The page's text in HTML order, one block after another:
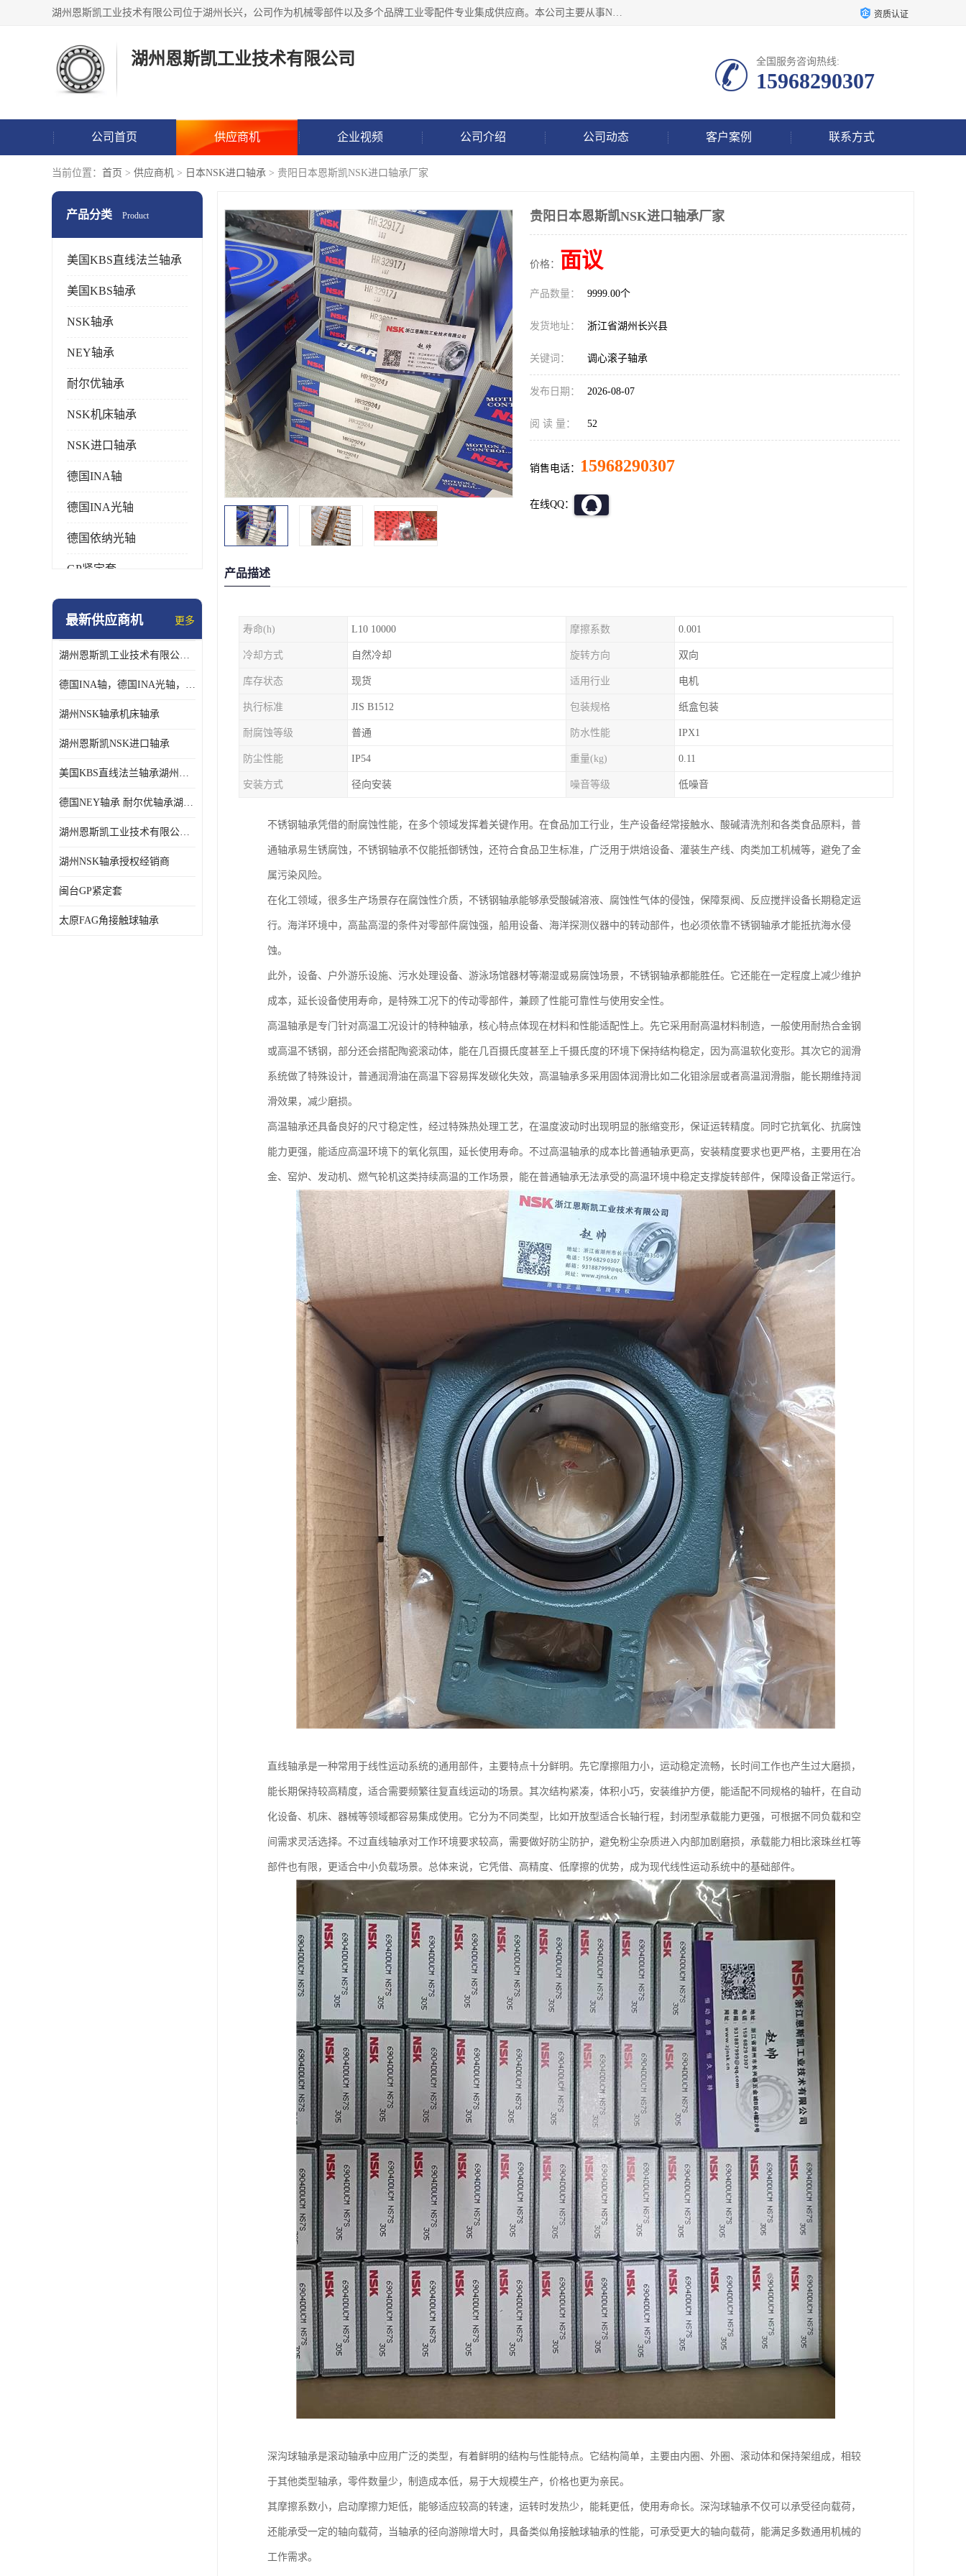
湖州恩斯凯工业技术有限公司位于湖州长兴，公司作为机械零部件以及多个品牌工业零配件专业集成供应商。本公司主要从事NSK进口轴承、SKF进口轴承、FAG进口轴承、NTN进口轴承、国产轴承：ZWZ、HRB、C&U轴承外球面轴承、导轨、丝杠、滑块、 润滑油、工业皮带及其他工业零部件的销售. 资质认证
湖州恩斯凯工业技术有限公司 全国服务咨询热线:
15968290307
公司首页 供应商机 企业视频 公司介绍 公司动态 客户案例 联系方式
当前位置： 首页 > 供应商机 > 日本NSK进口轴承 > 贵阳日本恩斯凯NSK进口轴承厂家
产品分类 Product
美国KBS直线法兰轴承
美国KBS轴承
NSK轴承
NEY轴承
耐尔优轴承
NSK机床轴承
NSK进口轴承
德国INA轴
德国INA光轴
德国依纳光轴
GP紧定套
SKF轴承
日本NSK进口轴承
德国INA进口轴承
最新供应商机 更多
湖州恩斯凯工业技术有限公司 湖州NSK轴承
德国INA轴，德国INA光轴，德国依纳光轴
湖州NSK轴承机床轴承
湖州恩斯凯NSK进口轴承
美国KBS直线法兰轴承湖州KBS轴承
德国NEY轴承 耐尔优轴承湖州代理商
湖州恩斯凯工业技术有限公司NSK轴承*经销商
湖州NSK轴承授权经销商
闽台GP紧定套
太原FAG角接触球轴承
贵阳日本恩斯凯NSK进口轴承厂家
价格： 面议
产品数量： 9999.00个
发货地址： 浙江省湖州长兴县
关键词： 调心滚子轴承
发布日期： 2026-08-07
阅 读 量： 52
销售电话： 15968290307
在线QQ：
产品描述
寿命(h) L10 10000 摩擦系数 0.001
冷却方式 自然冷却 旋转方向 双向
库存状态 现货 适用行业 电机
执行标准 JIS B1512 包装规格 纸盒包装
耐腐蚀等级 普通 防水性能 IPX1
防尘性能 IP54 重量(kg) 0.11
安装方式 径向安装 噪音等级 低噪音
不锈钢轴承凭借的耐腐蚀性能，在多个领域发挥着关键作用。在食品加工行业，生产设备经常接触水、酸碱清洗剂和各类食品原料，普
通轴承易生锈腐蚀，不锈钢轴承不仅能抵御锈蚀，还符合食品卫生标准，广泛用于烘焙设备、灌装生产线、肉类加工机械等，避免了金
属污染风险。
在化工领域，很多生产场景存在腐蚀性介质，不锈钢轴承能够承受酸碱溶液、腐蚀性气体的侵蚀，保障泵阀、反应搅拌设备长期稳定运
行。海洋环境中，高盐高湿的条件对零部件腐蚀强，船用设备、海洋探测仪器中的转动部件，也必须依靠不锈钢轴承才能抵抗海水侵
蚀。
此外，设备、户外游乐设施、污水处理设备、游泳场馆器材等潮湿或易腐蚀场景，不锈钢轴承都能胜任。它还能在一定程度上减少维护
成本，延长设备使用寿命，是特殊工况下的传动零部件，兼顾了性能可靠性与使用安全性。
高温轴承是专门针对高温工况设计的特种轴承，核心特点体现在材料和性能适配性上。先它采用耐高温材料制造，一般使用耐热合金钢
或高温不锈钢，部分还会搭配陶瓷滚动体，能在几百摄氏度甚至上千摄氏度的环境下保持结构稳定，因为高温软化变形。其次它的润滑
系统做了特殊设计，普通润滑油在高温下容易挥发碳化失效，高温轴承多采用固体润滑比如二化钼涂层或者高温润滑脂，能长期维持润
滑效果，减少磨损。
高温轴承还具备良好的尺寸稳定性，经过特殊热处理工艺，在温度波动时出现明显的胀缩变形，保证运转精度。同时它抗氧化、抗腐蚀
能力更强，能适应高温环境下的氧化氛围，延长使用寿命。不过高温轴承的成本比普通轴承更高，安装精度要求也更严格，主要用在冶
金、窑炉、发动机、燃气轮机这类持续高温的工作场景，能在普通轴承无法承受的高温环境中稳定支撑旋转部件，保障设备正常运行。
直线轴承是一种常用于线性运动系统的通用部件，主要特点十分鲜明。先它摩擦阻力小，运动稳定流畅，长时间工作也产生过大磨损，
能长期保持较高精度，适合需要频繁往复直线运动的场景。其次结构紧凑，体积小巧，安装维护方便，能适配不同规格的轴杆，在自动
化设备、机床、器械等领域都容易集成使用。它分为不同类型，比如开放型适合长轴行程，封闭型承载能力更强，可根据不同负载和空
间需求灵活选择。不过直线轴承对工作环境要求较高，需要做好防尘防护，避免粉尘杂质进入内部加剧磨损，承载能力相比滚珠丝杠等
部件也有限，更适合中小负载场景。总体来说，它凭借、高精度、低摩擦的优势，成为现代线性运动系统中的基础部件。
深沟球轴承是滚动轴承中应用广泛的类型，有着鲜明的结构与性能特点。它结构简单，主要由内圈、外圈、滚动体和保持架组成，相较
于其他类型轴承，零件数量少，制造成本低，易于大规模生产，价格也更为亲民。
其摩擦系数小，启动摩擦力矩低，能够适应较高的转速，运转时发热少，能耗更低，使用寿命长。深沟球轴承不仅可以承受径向载荷，
还能承受一定的轴向载荷，当轴承的径向游隙增大时，具备类似角接触球轴承的性能，可承受更大的轴向载荷，能满足多数通用机械的
工作需求。